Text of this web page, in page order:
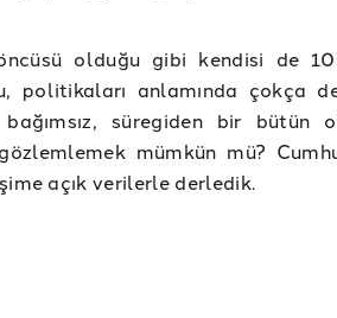
olduğu gibi kendisi de
politikaları anlamında çokça
süregiden bir bütün
mümkün mü?
açık verilerle derledik.